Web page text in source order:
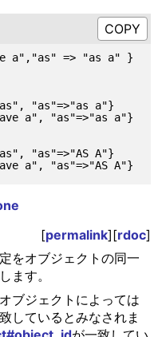
a","as" => "as a" }
"as"=>"as a"}
a", "as"=>"as a"}
"as"=>"AS A"}
[permalink][rdoc]
をオブジェクトの同一
ます。
ブジェクトによっては
しているとみなされま